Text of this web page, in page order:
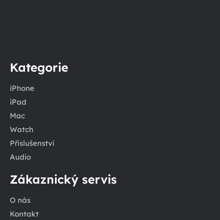
Kategorie
iPhone
iPad
Mac
Watch
Příslušenství
Audio
Zákaznický servis
O nás
Kontakt